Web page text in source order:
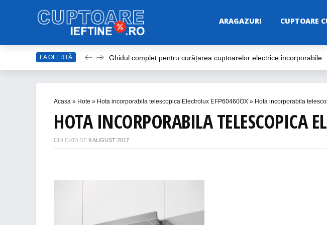
ARAGAZURI CUPTOARE
LA OFERTĂ
Ghidul complet pentru curățarea cuptoarelor electrice incorporabile
Top 20 de Modele de Hote Decorative
Top 15 Modele de Aragaz cu Cuptor Electric în 2023
Top 10 Modele de Plită cu Inducție
Acasa » Hote » Hota incorporabila telescopica Electrolux EFP60460OX » Hota incorporabila
HOTA INCORPORABILA TELESCOPICA
DIN DATA DE 9 AUGUST 2017